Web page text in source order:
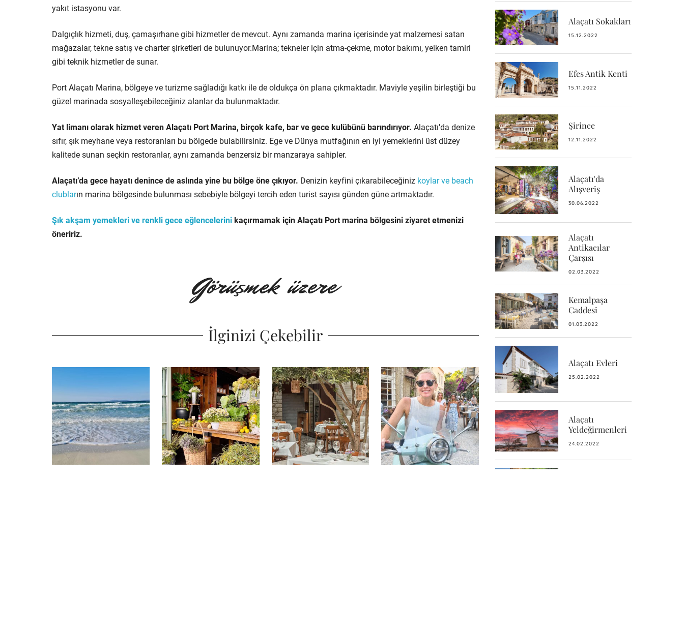
yakıt istasyonu var.
Dalgıçlık hizmeti, duş, çamaşırhane gibi hizmetler de mevcut. Aynı zamanda marina içerisinde yat malzemesi satan
mağazalar, tekne satış ve charter şirketleri de bulunuyor.Marina; tekneler için atma-çekme, motor bakımı, yelken tamiri
gibi teknik hizmetler de sunar.
Port Alaçatı Marina, bölgeye ve turizme sağladığı katkı ile de oldukça ön plana çıkmaktadır. Maviyle yeşilin birleştiği bu
güzel marinada sosyalleşebileceğiniz alanlar da bulunmaktadır.
Yat limanı olarak hizmet veren Alaçatı Port Marina, birçok kafe, bar ve gece kulübünü barındırıyor. Alaçatı’da denize
sıfır, şık meyhane veya restoranları bu bölgede bulabilirsiniz. Ege ve Dünya mutfağının en iyi yemeklerini üst düzey
kalitede sunan seçkin restoranlar, aynı zamanda benzersiz bir manzaraya sahipler.
Alaçatı’da gece hayatı denince de aslında yine bu bölge öne çıkıyor. Denizin keyfini çıkarabileceğiniz koylar ve beach
clubların marina bölgesinde bulunması sebebiyle bölgeyi tercih eden turist sayısı günden güne artmaktadır.
Şık akşam yemekleri ve renkli gece eğlencelerini kaçırmamak için Alaçatı Port marina bölgesini ziyaret etmenizi
öneririz.
İlginizi Çekebilir
Alaçatı
Yeldeğirmenleri
24.02.2022
Alaçatı Evleri
25.02.2022
Kemalpaşa
Caddesi
01.03.2022
Alaçatı
Antikacılar
Çarşısı
02.03.2022
Alaçatı'da
Alışveriş
30.06.2022
Şirince
12.11.2022
Efes Antik Kenti
15.11.2022
Alaçatı Sokakları
15.12.2022